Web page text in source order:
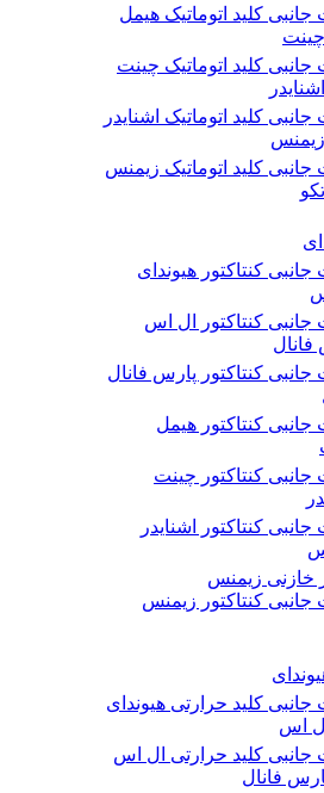
جانبی کلید اتوماتیک هیمل
چینت
جانبی کلید اتوماتیک چینت
جانبی کلید اتوماتیک اشنایدر
زیمنس
جانبی کلید اتوماتیک زیمنس
جانبی کنتاکتور هیوندای
جانبی کنتاکتور ال اس
فانال
جانبی کنتاکتور پارس فانال
جانبی کنتاکتور هیمل
جانبی کنتاکتور چینت
جانبی کنتاکتور اشنایدر
خازنی زیمنس
جانبی کنتاکتور زیمنس
جانبی کلید حرارتی هیوندای
اس
جانبی کلید حرارتی ال اس
فانال